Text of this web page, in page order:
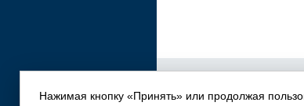
Согласие на
Нажимая кнопку «Принять» или продолжая